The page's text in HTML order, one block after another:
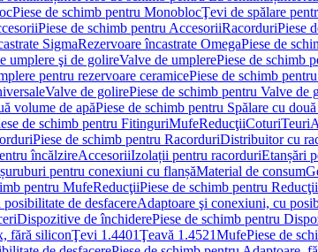
Piese de schimb pentru MonoblocŢevi de spălare
Piese de schimb pentru AccesoriiRacorduriPiese
SigmaRezervoare încastrate OmegaPiese de
umplere şi de golireValve de umplerePiese de schimb
pentru rezervoare ceramicePiese de schimb
Valve de golirePiese de schimb pentru Valve de
volume de apăPiese de schimb pentru Spălare cu
de schimb pentru FitinguriMufeReducţiiCoturiTeuri
Piese de schimb pentru RacorduriDistribuitor cu
încălzireAccesoriiIzolații pentru racorduriEtanșări
pentru conexiuni cu flanșăMaterial de consum
pentru MufeReducţiiPiese de schimb pentru Reducţii
de desfacereAdaptoare şi conexiuni, cu
Dispozitive de închiderePiese de schimb pentru
fără siliconŢevi 1.4401Ţeavă 1.4521MufePiese de